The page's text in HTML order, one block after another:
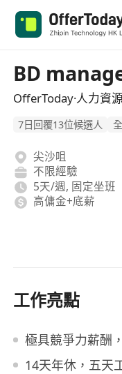
BD
OfferToday·人力資
7日回覆13位候選人
尖沙咀
不限經驗
5天/週, 固定坐班
高傭金+底薪
工作亮點
極具競爭力薪酬
14天年休，五天